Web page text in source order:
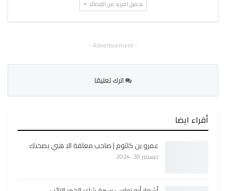
تحميل المزيد من القصائد
- Advertisement -
اترك تعليقا
أقراء ايضا
عمرو بن كلثوم | صاحب معلقة الا هبي بصحنك
ديسمبر 30, 2024